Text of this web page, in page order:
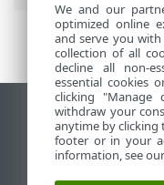
Ver sitio del
End of Life
Base de
We and our
optimized online
and serve you
collection of all
decline all non-
essential cookies
clicking
withdraw your
anytime by clicking
footer or in your
information, see our